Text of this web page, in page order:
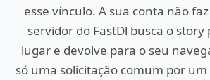
esse vínculo. A sua conta não
servidor do FastDl busca o story
lugar e devolve para o seu
só uma solicitação comum por